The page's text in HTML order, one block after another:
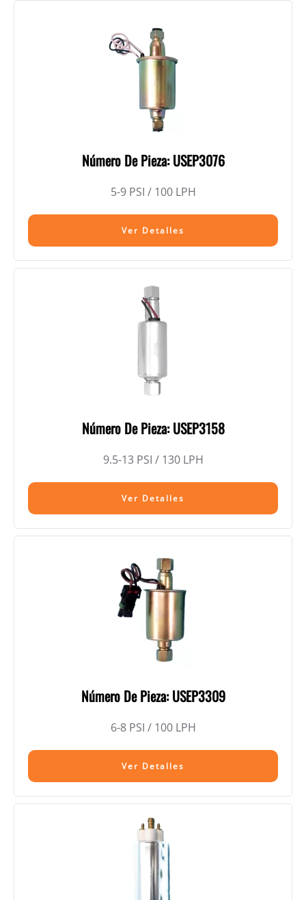
Número De Pieza: USEP3076
5-9 PSI / 100 LPH
Ver Detalles
Número De Pieza: USEP3158
9.5-13 PSI / 130 LPH
Ver Detalles
Número De Pieza: USEP3309
6-8 PSI / 100 LPH
Ver Detalles